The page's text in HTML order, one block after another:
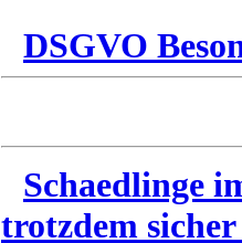
DSGVO
Schaedlinge
trotzdem